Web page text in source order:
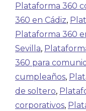
Plataforma 360
360 en Cádiz,
Plataforma 360
Sevilla,
360 para
cumpleaños,
de soltero,
corporativos,